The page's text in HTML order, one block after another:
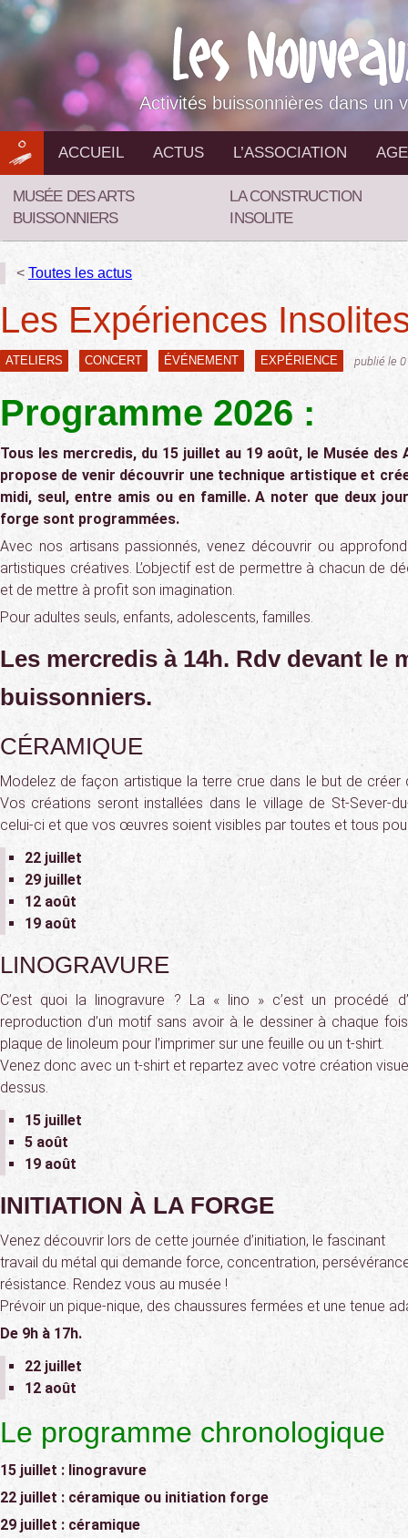
Aller
au
contenu
Activités buissonnières dans un
ACCUEIL ACTUS L’ASSOCIATION
MUSÉE DES ARTS
BUISSONNIERS
LA CONSTRUCTION
INSOLITE
< Toutes les actus
Les Expériences
ATELIERS CONCERT ÉVÉNEMENT EXPÉRIENCE publié le
Programme 2026 :
Tous les mercredis, du 15 juillet au 19 août, le Musée des
propose de venir découvrir une technique artistique et
midi, seul, entre amis ou en famille. A noter que deux
forge sont programmées.
Avec nos artisans passionnés, venez découvrir ou
artistiques créatives. L’objectif est de permettre à chacun de
et de mettre à profit son imagination.
Pour adultes seuls, enfants, adolescents, familles.
Les mercredis à 14h. Rdv devant le
buissonniers.
CÉRAMIQUE
Modelez de façon artistique la terre crue dans le but de créer
Vos créations seront installées dans le village de St-Sever-
celui-ci et que vos œuvres soient visibles par toutes et tous
22 juillet
29 juillet
12 août
19 août
LINOGRAVURE
C’est quoi la linogravure ? La « lino » c’est un procédé
reproduction d’un motif sans avoir à le dessiner à chaque
plaque de linoleum pour l’imprimer sur une feuille ou un t-shirt.
Venez donc avec un t-shirt et repartez avec votre création
dessus.
15 juillet
5 août
19 août
INITIATION À LA FORGE
Venez découvrir lors de cette journée d’initiation, le fascinant
travail du métal qui demande force, concentration,
résistance. Rendez vous au musée !
Prévoir un pique-nique, des chaussures fermées et une tenue
De 9h à 17h.
22 juillet
12 août
Le programme chronologique
15 juillet : linogravure
22 juillet : céramique ou initiation forge
29 juillet : céramique